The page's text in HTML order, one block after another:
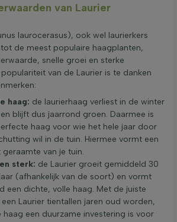
van Laurier
laurocerasus), ook wel laurierkers
de meest populaire haagplanten,
snelle groei en sterke
van de Laurier is te danken
haag: de laurierhaag verliest in de winter
blijft dus jaarrond groen. Daarmee is
haag voor wie het hele jaar door
wil in de tuin. Hiermee vormt een
geraamte van je tuin.
sterk: de Laurier groeit gemiddeld 30
(afhankelijk van de soort) en vormt
een dichte, volle haag. Met de juiste
Laurier tientallen jaren oud worden,
een duurzame investering is voor